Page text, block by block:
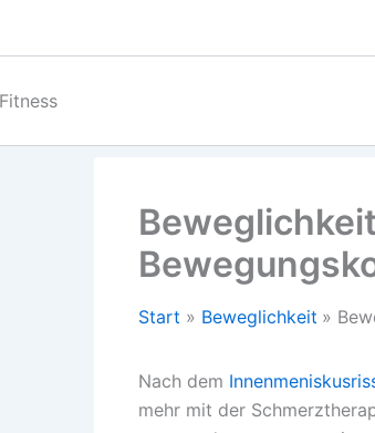
Start Beweglichkeit
Nach dem
mehr mit der